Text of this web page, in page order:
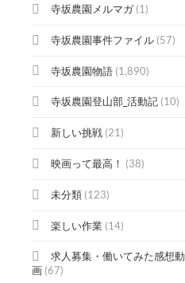
寺坂農園メルマガ(1)
寺坂農園事件ファイル (57)
寺坂農園物語 (1,890)
寺坂農園登山部_活動記 (10)
新しい挑戦 (21)
映画って最高！ (38)
未分類 (123)
楽しい作業 (14)
求人募集・働いてみた感想動
画 (67)